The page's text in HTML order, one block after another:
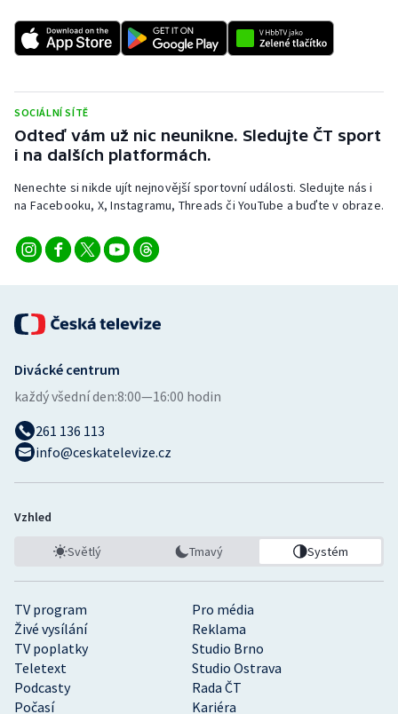
SOCIÁLNÍ SÍTĚ
Odteď vám už nic neunikne. Sledujte ČT sport
i na dalších platformách.
Nenechte si nikde ujít nejnovější sportovní události. Sledujte nás i
na Facebooku, X, Instagramu, Threads či YouTube a buďte v obraze.
TV program
Pro média
Živé vysílání
Reklama
TV poplatky
Studio Brno
Teletext
Studio Ostrava
Podcasty
Rada ČT
Počasí
Kariéra
Divácké centrum
každý všední den:8:00—16:00 hodin
261 136 113
info@ceskatelevize.cz
Vzhled
Světlý Tmavý Systém